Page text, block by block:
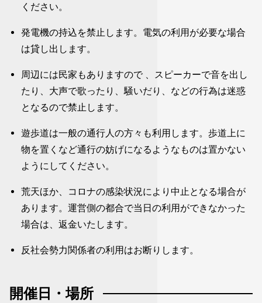
ください。
発電機の持込を禁止します。電気の利用が必要な場合
は貸し出します。
周辺には民家もありますので 、スピーカーで音を出し
たり、大声で歌ったり、騒いだり、などの行為は迷惑
となるので禁止します。
遊歩道は一般の通行人の方々も利用します。歩道上に
物を置くなど通行の妨げになるようなものは置かない
ようにしてください。
荒天ほか、コロナの感染状況により中止となる場合が
あります。運営側の都合で当日の利用ができなかった
場合は、返金いたします。
反社会勢力関係者の利用はお断りします。
開催日・場所